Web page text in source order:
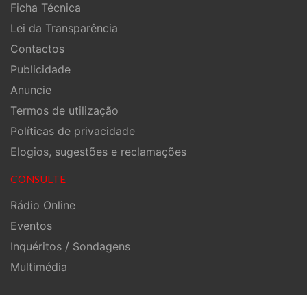
Ficha Técnica
Lei da Transparência
Contactos
Publicidade
Anuncie
Termos de utilização
Políticas de privacidade
Elogios, sugestões e reclamações
CONSULTE
Rádio Online
Eventos
Inquéritos / Sondagens
Multimédia